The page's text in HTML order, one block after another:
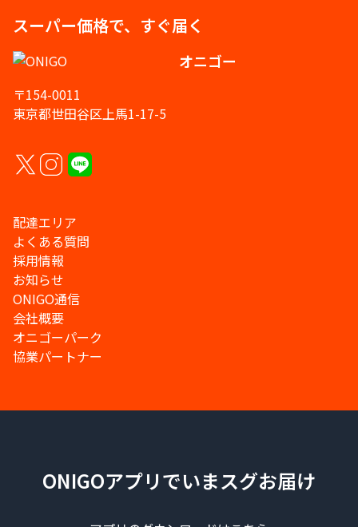
スーパー価格で、すぐ届く
オニゴー
〒154-0011
東京都世田谷区上馬1-17-5
配達エリア
よくある質問
採用情報
お知らせ
ONIGO通信
会社概要
オニゴーパーク
協業パートナー
ONIGOアプリでいまスグお届け